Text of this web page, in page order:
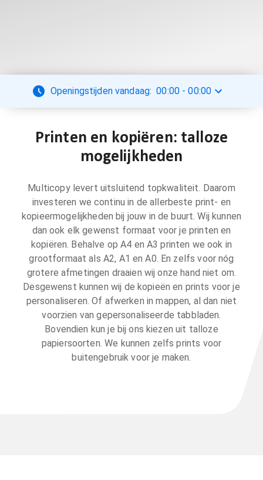
Openingstijden vandaag: 00:00 -00:00
Printen en kopiëren: talloze
mogelijkheden
Multicopy levert uitsluitend topkwaliteit. Daarom
investeren we continu in de allerbeste print- en
kopieermogelijkheden bij jouw in de buurt. Wij kunnen
dan ook elk gewenst formaat voor je printen en
kopiëren. Behalve op A4 en A3 printen we ook in
grootformaat als A2, A1 en A0. En zelfs voor nóg
grotere afmetingen draaien wij onze hand niet om.
Desgewenst kunnen wij de kopieën en prints voor je
personaliseren. Of afwerken in mappen, al dan niet
voorzien van gepersonaliseerde tabbladen.
Bovendien kun je bij ons kiezen uit talloze
papiersoorten. We kunnen zelfs prints voor
buitengebruik voor je maken.